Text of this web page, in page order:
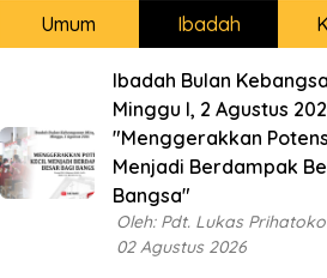
Umum Ibadah
Ibadah Bulan
Minggu I, 2 Agustus
"Menggerakkan
Menjadi Berdampak
Bangsa"
Oleh: Pdt. Lukas Prihatoko
02 Agustus 2026